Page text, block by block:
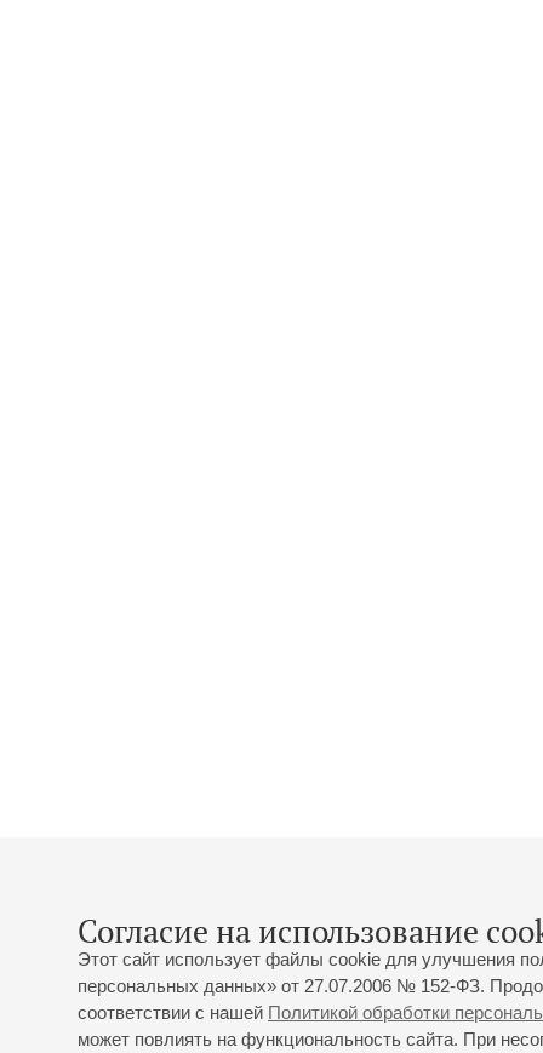
Согласие на использование
Этот сайт использует файлы cookie для улучшения
персональных данных» от 27.07.2006 № 152-ФЗ.
соответствии с нашей Политикой обработки
может повлиять на функциональность сайта. При